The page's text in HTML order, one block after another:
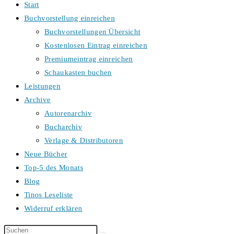
Start
Buchvorstellung einreichen
Buchvorstellungen Übersicht
Kostenlosen Eintrag einreichen
Premiumeintrag einreichen
Schaukasten buchen
Leistungen
Archive
Autorenarchiv
Bucharchiv
Verlage & Distributoren
Neue Bücher
Top-5 des Monats
Blog
Tinos Leseliste
Widerruf erklären
Diese